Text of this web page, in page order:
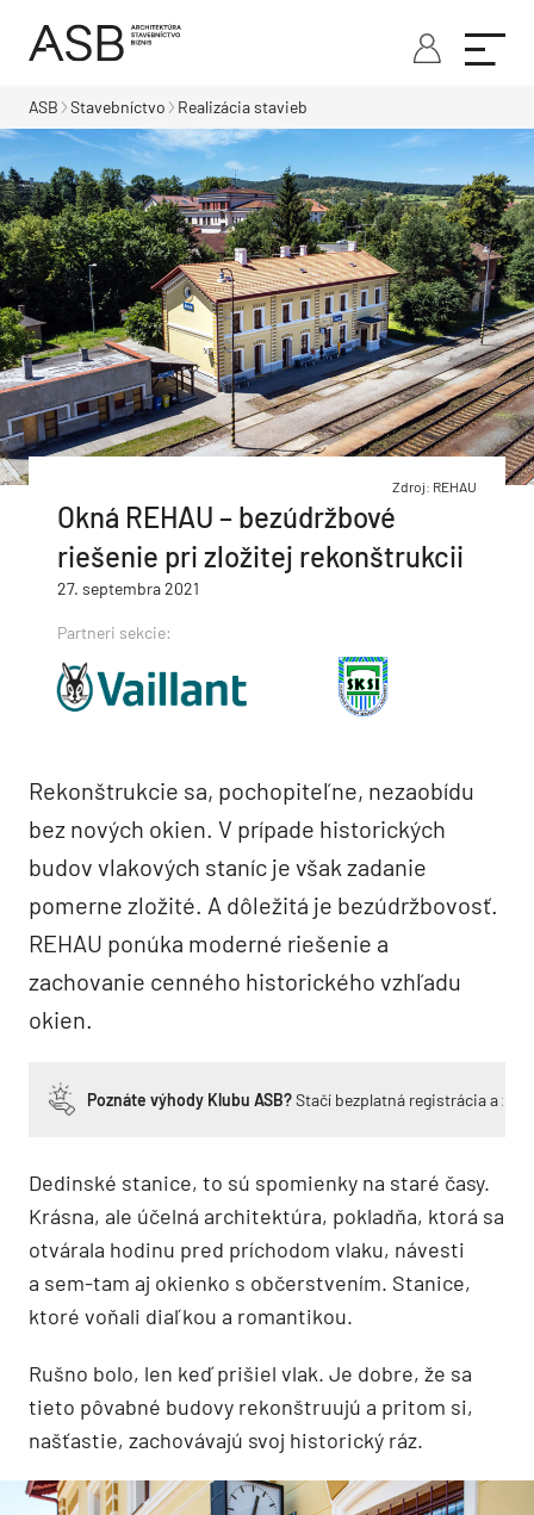
ASB Stavebníctvo Realizácia stavieb
Zdroj: REHAU
Okná REHAU – bezúdržbové
riešenie pri zložitej rekonštrukcii
27. septembra 2021
Partneri sekcie:
Rekonštrukcie sa, pochopiteľne, nezaobídu
bez nových okien. V prípade historických
budov vlakových staníc je však zadanie
pomerne zložité. A dôležitá je bezúdržbovosť.
REHAU ponúka moderné riešenie a
zachovanie cenného historického vzhľadu
okien.
Poznáte výhody Klubu ASB?Stačí bezplatná registrácia a
Dedinské stanice, to sú spomienky na staré časy.
Krásna, ale účelná architektúra, pokladňa, ktorá sa
otvárala hodinu pred príchodom vlaku, návesti
a sem-tam aj okienko s občerstvením. Stanice,
ktoré voňali diaľkou a romantikou.
Rušno bolo, len keď prišiel vlak. Je dobre, že sa
tieto pôvabné budovy rekonštruujú a pritom si,
našťastie, zachovávajú svoj historický ráz.